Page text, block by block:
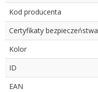
Kod producenta
Certyfikaty bezpieczeństwa
Kolor
ID
EAN